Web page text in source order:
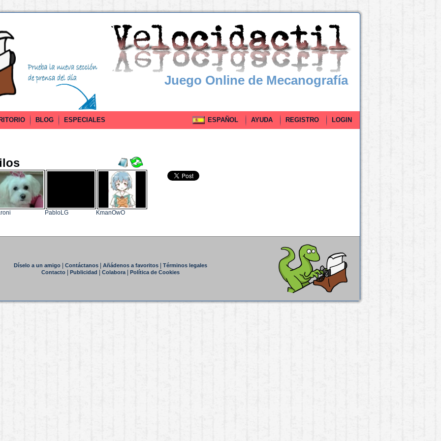
Juego Online de Mecanografía
BLOG ESPECIALES ESPAÑOL AYUDA REGISTRO LOGIN
PabloLG KmanOwO
Díselo a un amigo| Contáctanos| Añádenos a favoritos|
Términos legales
Contacto| Publicidad Colabora| Política de Cookies